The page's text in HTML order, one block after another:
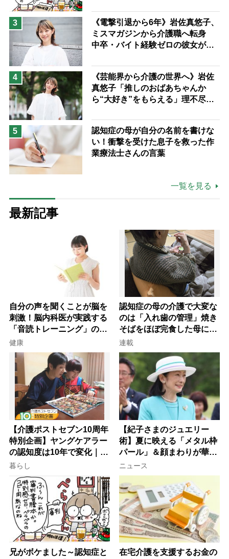
3
《電撃引退から6年》岩佐真悠子、
ミスマガジンから介護職へ転身
中卒・バイト経験ゼロの彼女が見
ながら自分らしくいられる」
4
《芸能界から介護の世界へ》岩佐
真悠子「推しのおばあちゃんか
ら“大好き”をもらえる」理不尽さ
場は「愛おしい」
5
認知症の母が自分の名前を書けな
い！衝撃を受けた息子を救った作
業療法士さんの言葉
一覧を見る
最新記事
自分の声を聞くことが脳を
刺激！脳内科医が実践する
「音読トレーニング」の極
意
健康
認知症の母の介護で大変な
のは「入れ歯の管理」焼き
そばをほぼ完食した母に息
子が血の気が引いた理由
連載
【介護ポストセブン10周年
特別企画】ヤングケアラー
の認知度は10年で変化｜流
行語大賞にノミネート、法
律にも明記されたが果たし
て現在は？
暮らし
【紀子さまのジュエリー
術】夏に映える「メタル枠
パール」＆顔まわりが華や
ぐ「揺れる一粒」の使い分
け方
ニュース
兄がボケました～認知症と
在宅介護を支援するお金の